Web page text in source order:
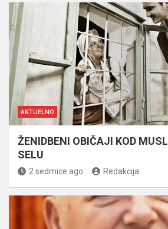
AKTUELNO
ŽENIDBENI OBIČAJI KOD
SELU
2 sedmice ago Redakcija